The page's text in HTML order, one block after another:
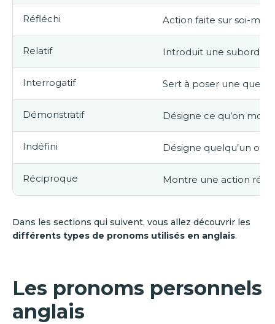
Réfléchi Action faite sur soi-
Relatif Introduit une
Interrogatif Sert à poser une
Démonstratif Désigne ce qu’on
Indéfini Désigne quelqu’un ou
Réciproque Montre une action
Dans les sections qui suivent, vous allez découvrir les
différents types de pronoms utilisés en anglais.
Les pronoms personnels
anglais